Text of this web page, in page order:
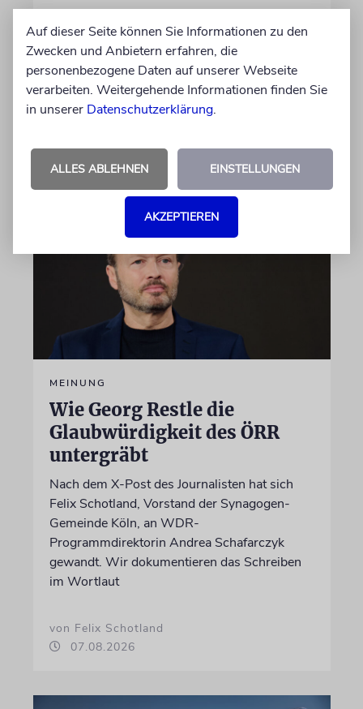
Auf US-Anfrage soll sich ein Kontingent der
ugandischen Armee der geplanten
internationalen Stabilisierungstruppe
anschließen. In Afrika zählt das Land zu den
größten Truppenstellern für
Friedensmissionen
MEINUNG
Wie Georg Restle die
Glaubwürdigkeit des ÖRR
untergräbt
Nach dem X-Post des Journalisten hat sich
Felix Schotland, Vorstand der Synagogen-
Gemeinde Köln, an WDR-
Programmdirektorin Andrea Schafarczyk
gewandt. Wir dokumentieren das Schreiben
im Wortlaut
von Felix Schotland
07.08.2026
Auf dieser Seite können Sie Informationen zu den
Zwecken und Anbietern erfahren, die
personenbezogene Daten auf unserer Webseite
verarbeiten. Weitergehende Informationen finden Sie
in unserer Datenschutzerklärung.
ALLES ABLEHNEN EINSTELLUNGEN
AKZEPTIEREN